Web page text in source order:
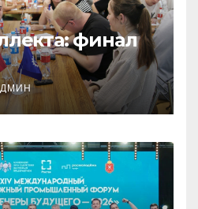
финал